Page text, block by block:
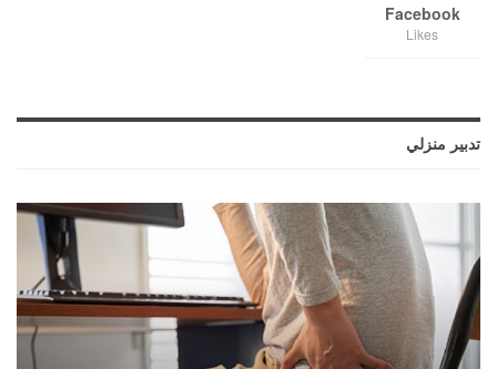
Facebook
Likes
تدبير منزلي